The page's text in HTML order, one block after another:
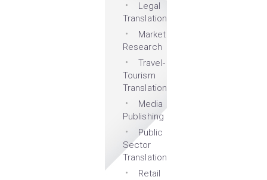
Legal
Translation
Market
Research
Travel-
Tourism
Translation
Media
Publishing
Public
Sector
Translation
Retail